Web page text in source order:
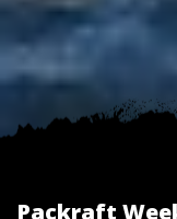
Packraft